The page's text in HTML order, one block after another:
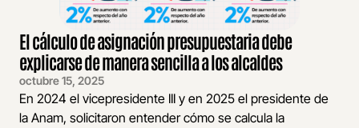
El cálculo de asignación presupuestaria debe
explicarse de manera sencilla a los alcaldes
octubre 15, 2025
En 2024 el vicepresidente III y en 2025 el presidente de
la Anam, solicitaron entender cómo se calcula la